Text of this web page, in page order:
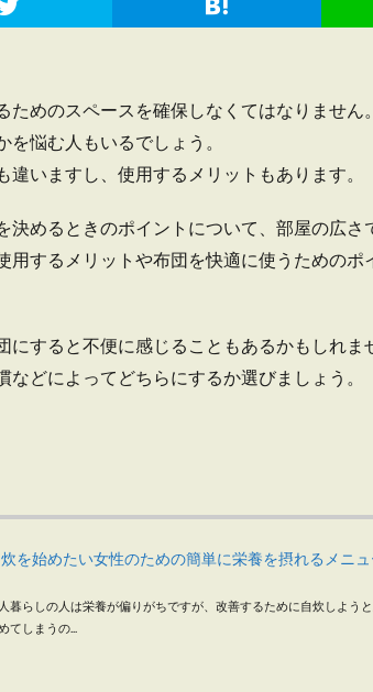
めのスペースを確保しなくてはなりません。
悩む人もいるでしょう。
いますし、使用するメリットもあります。
決めるときのポイントについて、部屋の広さ
するメリットや布団を快適に使うためのポ
にすると不便に感じることもあるかもしれま
どによってどちらにするか選びましょう。
炊を始めたい女性のための簡単に栄養を摂れるメニ
暮らしの人は栄養が偏りがちですが、改善するために自炊しよう
てしまうの...